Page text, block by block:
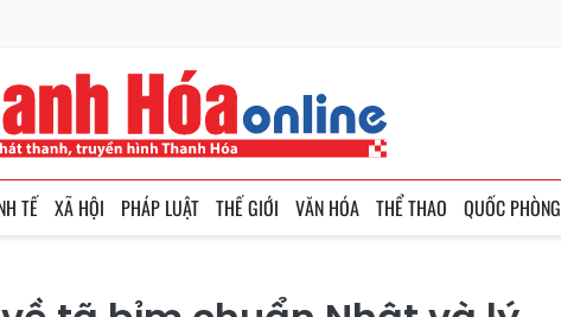
TẾ XÃ HỘI PHÁP LUẬT THẾ GIỚI VĂN HÓA THỂ THAO QUỐC PHÒNG